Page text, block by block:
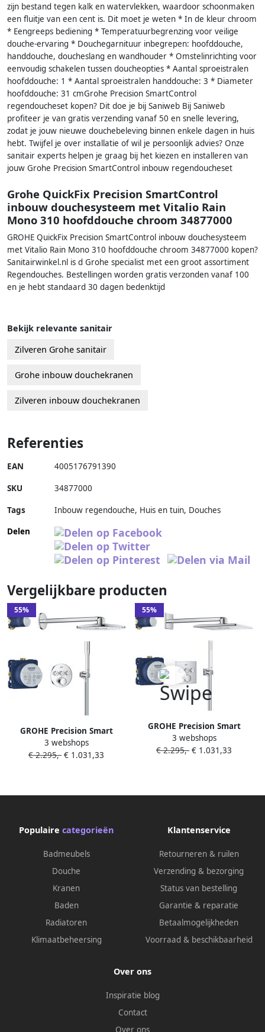
zijn bestand tegen kalk en watervlekken, waardoor schoonmaken
een fluitje van een cent is. Dit moet je weten * In de kleur chroom
* Eengreeps bediening * Temperatuurbegrenzing voor veilige
douche-ervaring * Douchegarnituur inbegrepen: hoofddouche,
handdouche, doucheslang en wandhouder * Omstelinrichting voor
eenvoudig schakelen tussen doucheopties * Aantal sproeistralen
hoofddouche: 1 * Aantal sproeistralen handdouche: 3 * Diameter
hoofddouche: 31 cmGrohe Precision SmartControl
regendoucheset kopen? Dit doe je bij Saniweb Bij Saniweb
profiteer je van gratis verzending vanaf 50 en snelle levering,
zodat je jouw nieuwe douchebeleving binnen enkele dagen in huis
hebt. Twijfel je over installatie of wil je persoonlijk advies? Onze
sanitair experts helpen je graag bij het kiezen en installeren van
jouw Grohe Precision SmartControl inbouw regendoucheset
Grohe QuickFix Precision SmartControl
inbouw douchesysteem met Vitalio Rain
Mono 310 hoofddouche chroom 34877000
GROHE QuickFix Precision SmartControl inbouw douchesysteem
met Vitalio Rain Mono 310 hoofddouche chroom 34877000 kopen?
Sanitairwinkel.nl is d Grohe specialist met een groot assortiment
Regendouches. Bestellingen worden gratis verzonden vanaf 100
en je hebt standaard 30 dagen bedenktijd
Bekijk relevante sanitair
Zilveren Grohe sanitair
Grohe inbouw douchekranen
Zilveren inbouw douchekranen
Referenties
EAN 4005176791390
SKU 34877000
Tags
Inbouw regendouche, Huis en tuin, Douches
Delen
Vergelijkbare producten
55%
GROHE Precision Smart
Control showerset compleet
m. handdouche stick m. 1
douchekraan therm. rond m.
3 webshops
€ 2.295,- € 1.031,33
55%
GROHE Precision Smart
Control showerset compleet
m. handdouche stick m. 1
3 webshops
€ 2.295,- € 1.031,33
Populaire categorieën
Badmeubels
Douche
Kranen
Baden
Radiatoren
Klimaatbeheersing
Klantenservice
Retourneren & ruilen
Verzending & bezorging
Status van bestelling
Garantie & reparatie
Betaalmogelijkheden
Voorraad & beschikbaarheid
Over ons
Inspiratie blog
Contact